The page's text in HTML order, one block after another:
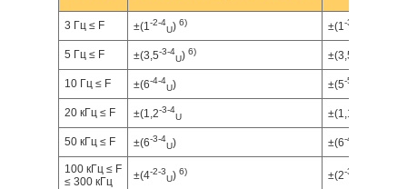
3 Гц ≤ F ±(1-2-4
U) 6) ±(1-3
5 Гц ≤ F ±(3,5-3-4
U) 6) ±(3,5
10 Гц ≤ F ±(6-4-4
U) ±(5-5
20 кГц ≤ F ±(1,2-3-4
U ±(1,1
50 кГц ≤ F ±(6-3-4
U) ±(6-4
100 кГц ≤ F
≤ 300 кГц
±(4-2-3
U) 6) ±(2-3